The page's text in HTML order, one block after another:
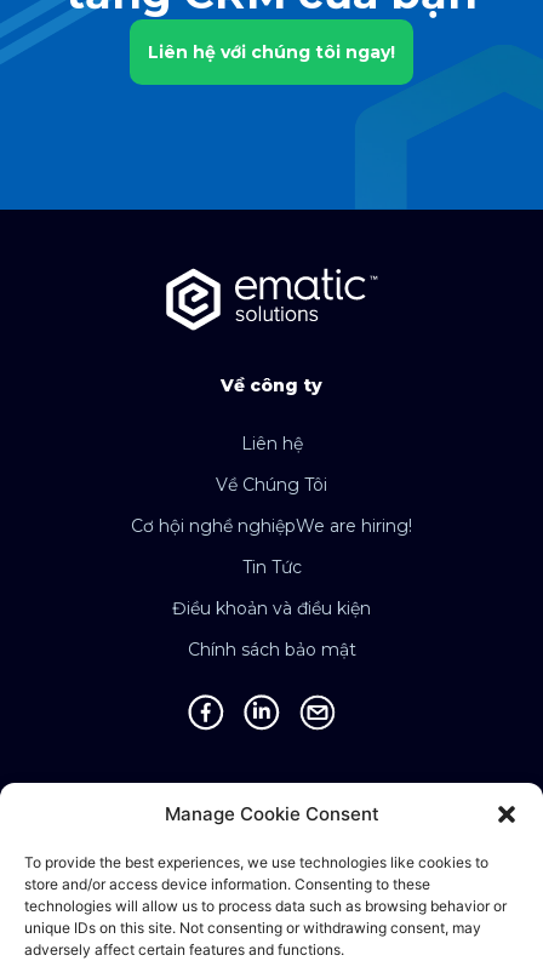
Manage Cookie Consent
To provide the best experiences, we use technologies like cookies to
store and/or access device information. Consenting to these
technologies will allow us to process data such as browsing behavior or
unique IDs on this site. Not consenting or withdrawing consent, may
adversely affect certain features and functions.
Liên hệ với chúng tôi ngay!
Về công ty
Liên hệ
Về Chúng Tôi
Cơ hội nghề nghiệpWe are hiring!
Tin Tức
Điều khoản và điều kiện
Chính sách bảo mật
Thailand • Philippines • Taiwan • Hong Kong •
Bosnia • United Kingdom • China